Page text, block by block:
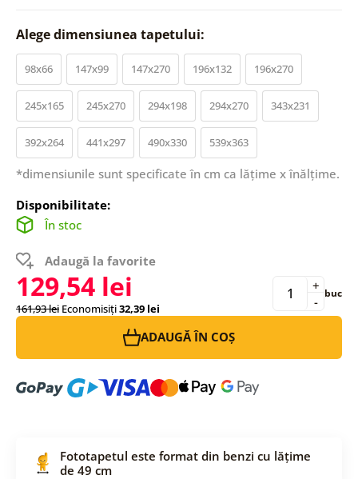
Alege dimensiunea tapetului:
98x66 147x99 147x270 196x132 196x270
245x165 245x270 294x198 294x270 343x231
392x264 441x297 490x330 539x363
*dimensiunile sunt specificate în cm ca lățime x înălțime.
Disponibilitate:
În stoc
Adaugă la favorite
129,54 lei
161,93 lei Economisiți32,39 lei -
+ buc
ADAUGĂ ÎN COȘ
Fototapetul este format din benzi cu lățime
de 49 cm